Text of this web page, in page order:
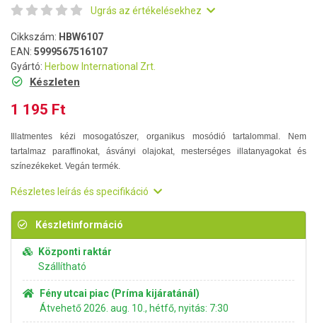
Ugrás az értékelésekhez
Cikkszám: HBW6107
EAN: 5999567516107
Gyártó: Herbow International Zrt.
Készleten
1 195 Ft
Illatmentes kézi mosogatószer, organikus mosódió tartalommal. Nem
tartalmaz paraffinokat, ásványi olajokat, mesterséges illatanyagokat és
színezékeket. Vegán termék.
Részletes leírás és specifikáció
Készletinformáció
Központi raktár
Szállítható
Fény utcai piac (Príma kijáratánál)
Átvehető 2026. aug. 10., hétfő, nyitás: 7:30